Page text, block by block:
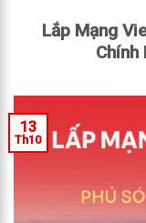
Lắp Mạng
13
Th10